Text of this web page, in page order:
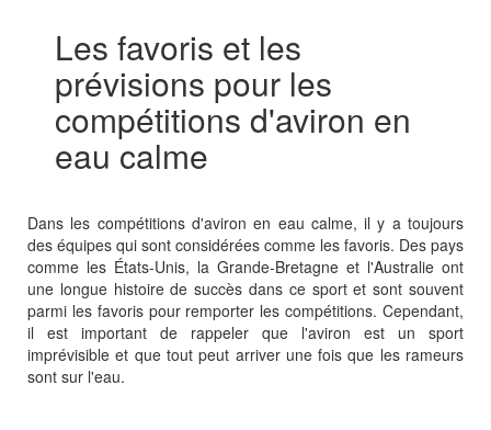
Les favoris et les
prévisions pour les
compétitions d'aviron en
eau calme
Dans les compétitions d'aviron en eau calme, il y a toujours
des équipes qui sont considérées comme les favoris. Des pays
comme les États-Unis, la Grande-Bretagne et l'Australie ont
une longue histoire de succès dans ce sport et sont souvent
parmi les favoris pour remporter les compétitions. Cependant,
il est important de rappeler que l'aviron est un sport
imprévisible et que tout peut arriver une fois que les rameurs
sont sur l'eau.